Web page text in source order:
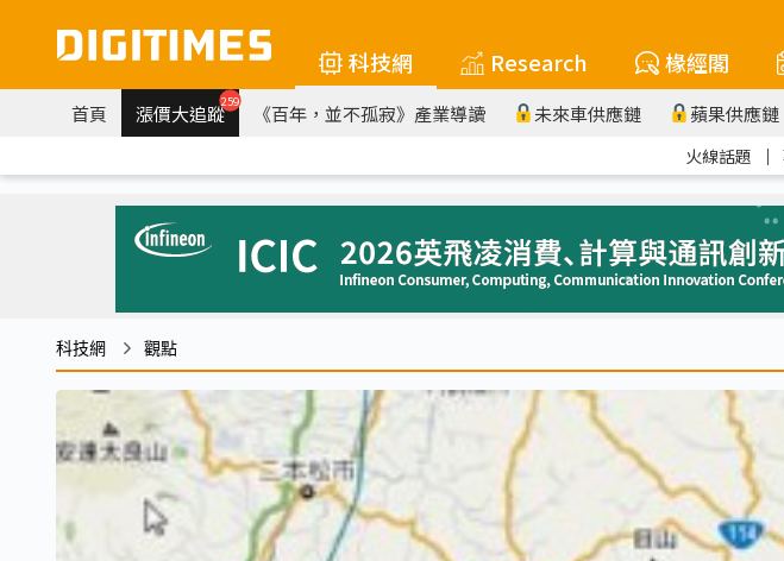
科技網 Research 椽經閣
首頁 漲價大追蹤259 《百年，並不孤寂》產業導讀 未來車供應鏈 蘋果供應鏈
火線話題 ｜
科技網 觀點